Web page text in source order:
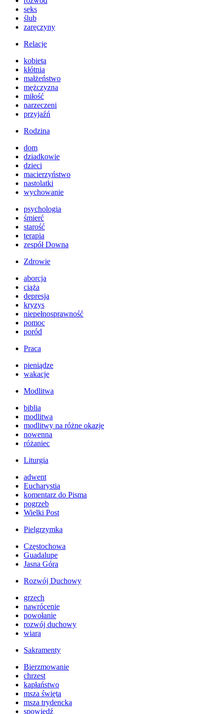
seks
ślub
zaręczyny
Relacje
kobieta
kłótnia
małżeństwo
mężczyzna
miłość
narzeczeni
przyjaźń
Rodzina
dom
dziadkowie
dzieci
macierzyństwo
nastolatki
wychowanie
psychologia
śmierć
starość
terapia
zespół Downa
Zdrowie
aborcja
ciąża
depresja
kryzys
niepełnosprawność
pomoc
poród
Praca
pieniądze
wakacje
Modlitwa
biblia
modlitwa
modlitwy na różne okazje
nowenna
różaniec
Liturgia
adwent
Eucharystia
komentarz do Pisma
pogrzeb
Wielki Post
Pielgrzymka
Częstochowa
Guadalupe
Jasna Góra
Rozwój Duchowy
grzech
nawrócenie
powołanie
rozwój duchowy
wiara
Sakramenty
Bierzmowanie
chrzest
kapłaństwo
msza święta
msza trydencka
spowiedź